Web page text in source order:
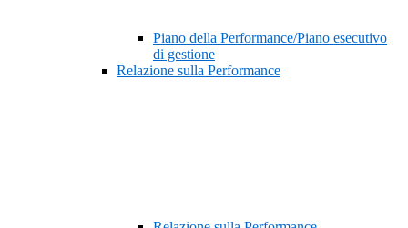
Piano della Performance/Piano esecutivo
di gestione
Relazione sulla Performance